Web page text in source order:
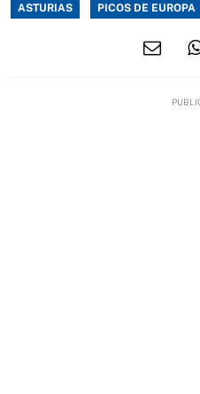
ASTURIAS PICOS DE EUROPA